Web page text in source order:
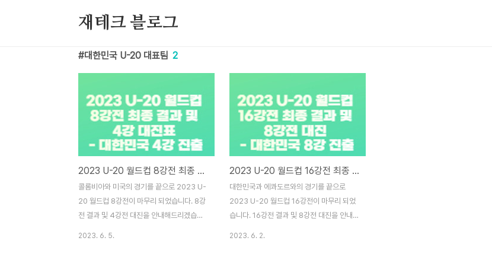
재테크 블로그
대한민국 U-20 대표팀 2
2023 U-20 월드컵 8강전 최종 결과 및 4강 대진표 - 대한민국 4강 진출
콜롬비아와 미국의 경기를 끝으로 2023 U-
20 월드컵 8강전이 마무리 되었습니다. 8강
전 결과 및 4강전 대진을 안내해드리겠습니
2023. 6. 5.
2023 U-20 월드컵 16강전 최종 결과 및 8강 대진표 - 대한민국 8강 진출
대한민국과 에콰도르와의 경기를 끝으로
2023 U-20 월드컵 16강전이 마무리 되었
습니다. 16강전 결과 및 8강전 대진을 안내
2023. 6. 2.